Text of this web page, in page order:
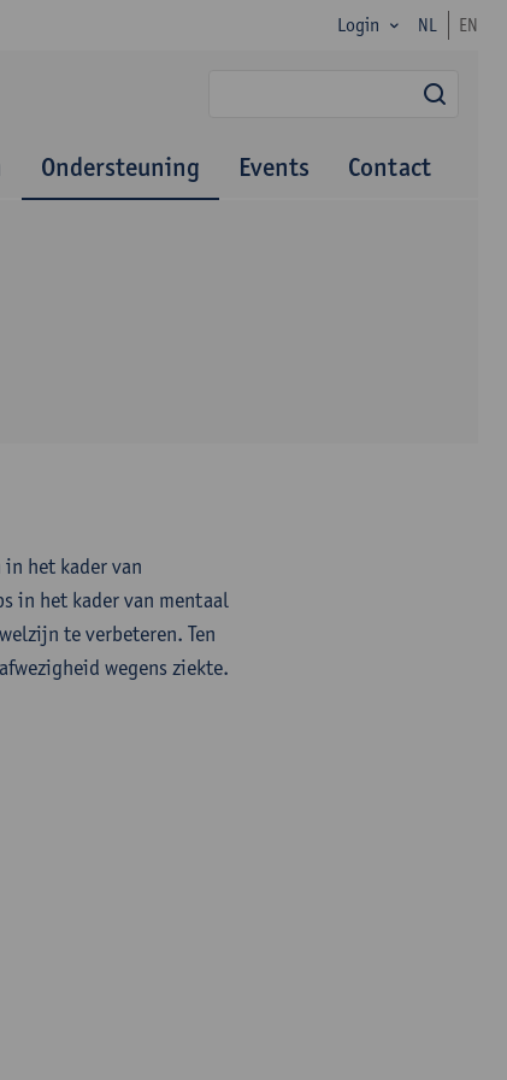
Login NL EN
Ondersteuning Events Contact
het kader van
in het kader van mentaal
te verbeteren. Ten
wegens ziekte.